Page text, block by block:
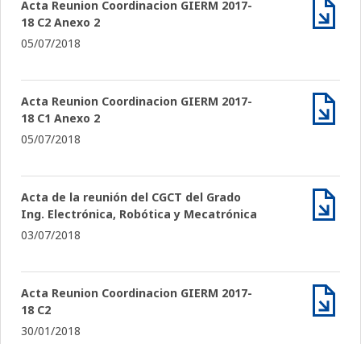
Acta Reunion Coordinacion GIERM 2017-
18 C2 Anexo 2
05/07/2018
Acta Reunion Coordinacion GIERM 2017-
18 C1 Anexo 2
05/07/2018
Acta de la reunión del CGCT del Grado
Ing. Electrónica, Robótica y Mecatrónica
03/07/2018
Acta Reunion Coordinacion GIERM 2017-
18 C2
30/01/2018